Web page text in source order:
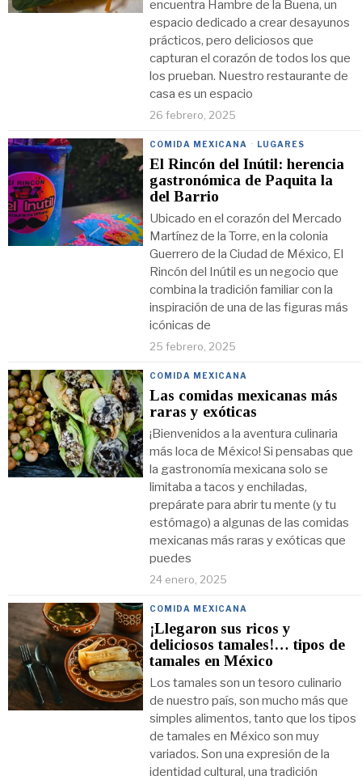
encuentra Hambre de la Buena, un
espacio dedicado a crear desayunos
prácticos, pero deliciosos que
capturan el corazón de todos los que
los prueban. Nuestro restaurante de
casa es un espacio
26 febrero, 2025
COMIDA MEXICANA · LUGARES
El Rincón del Inútil: herencia
gastronómica de Paquita la
del Barrio
Ubicado en el corazón del Mercado
Martínez de la Torre, en la colonia
Guerrero de la Ciudad de México, El
Rincón del Inútil es un negocio que
combina la tradición familiar con la
inspiración de una de las figuras más
icónicas de
25 febrero, 2025
COMIDA MEXICANA
Las comidas mexicanas más
raras y exóticas
¡Bienvenidos a la aventura culinaria
más loca de México! Si pensabas que
la gastronomía mexicana solo se
limitaba a tacos y enchiladas,
prepárate para abrir tu mente (y tu
estómago) a algunas de las comidas
mexicanas más raras y exóticas que
puedes
24 enero, 2025
COMIDA MEXICANA
¡Llegaron sus ricos y
deliciosos tamales!… tipos de
tamales en México
Los tamales son un tesoro culinario
de nuestro país, son mucho más que
simples alimentos, tanto que los tipos
de tamales en México son muy
variados. Son una expresión de la
identidad cultural, una tradición